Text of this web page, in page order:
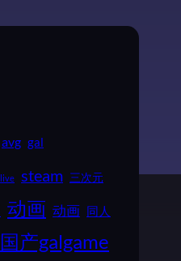
avg gal
live steam 三次元
动画 动画 同人
国产galgame